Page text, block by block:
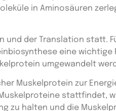
in Aminosäuren
und der Translation statt.
eine wichtige
umgewandelt
Muskelprotein zur
stattfindet,
zu halten und die